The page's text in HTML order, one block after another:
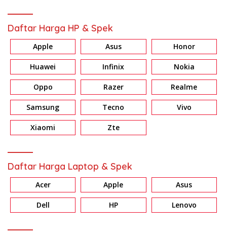
Daftar Harga HP & Spek
Apple Asus Honor
Huawei Infinix Nokia
Oppo Razer Realme
Samsung Tecno Vivo
Xiaomi Zte
Daftar Harga Laptop & Spek
Acer Apple Asus
Dell HP Lenovo